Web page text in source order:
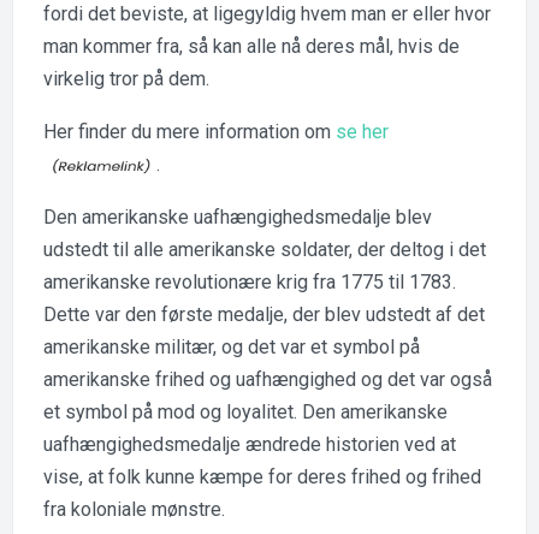
fordi det beviste, at ligegyldig hvem man er eller hvor
man kommer fra, så kan alle nå deres mål, hvis de
virkelig tror på dem.
Her finder du mere information om se her
.
Den amerikanske uafhængighedsmedalje blev
udstedt til alle amerikanske soldater, der deltog i det
amerikanske revolutionære krig fra 1775 til 1783.
Dette var den første medalje, der blev udstedt af det
amerikanske militær, og det var et symbol på
amerikanske frihed og uafhængighed og det var også
et symbol på mod og loyalitet. Den amerikanske
uafhængighedsmedalje ændrede historien ved at
vise, at folk kunne kæmpe for deres frihed og frihed
fra koloniale mønstre.